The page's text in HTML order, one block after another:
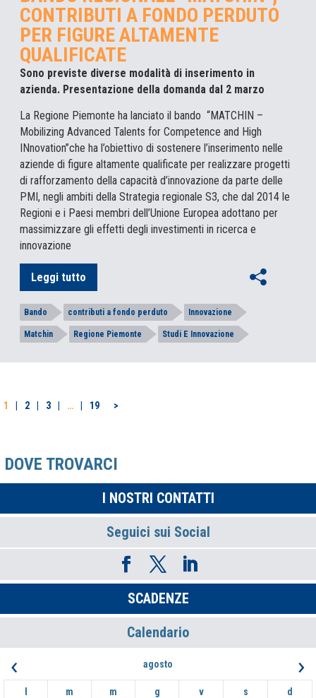
CONTRIBUTI A FONDO PERDUTO
PER FIGURE ALTAMENTE
QUALIFICATE
Sono previste diverse modalità di inserimento in
azienda. Presentazione della domanda dal 2 marzo
La Regione Piemonte ha lanciato il bando “MATCHIN –
Mobilizing Advanced Talents for Competence and High
INnovation”che ha l’obiettivo di sostenere l’inserimento nelle
aziende di figure altamente qualificate per realizzare progetti
di rafforzamento della capacità d’innovazione da parte delle
PMI, negli ambiti della Strategia regionale S3, che dal 2014 le
Regioni e i Paesi membri dell’Unione Europea adottano per
massimizzare gli effetti degli investimenti in ricerca e
innovazione
Leggi tutto
Bando contributi a fondo perduto Innovazione
Matchin Regione Piemonte Studi E Innovazione
PAGINAZIONE
ARTICOLI
1 2 3 … 19 >
DOVE TROVARCI
I NOSTRI CONTATTI
Seguici sui Social
SCADENZE
Calendario
‹ agosto ›
m m g v s d